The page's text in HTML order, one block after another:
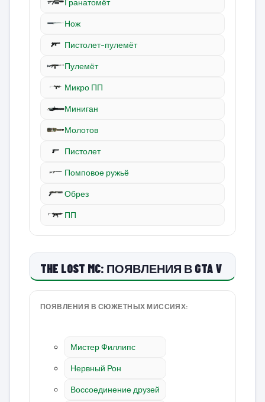
Нож
Пистолет-пулемёт
Пулемёт
Микро ПП
Миниган
Молотов
Пистолет
Помповое ружьё
Обрез
ПП
THE LOST MC: ПОЯВЛЕНИЯ В GTA V
ПОЯВЛЕНИЯ В СЮЖЕТНЫХ МИССИЯХ:
Мистер Филлипс
Нервный Рон
Воссоединение друзей